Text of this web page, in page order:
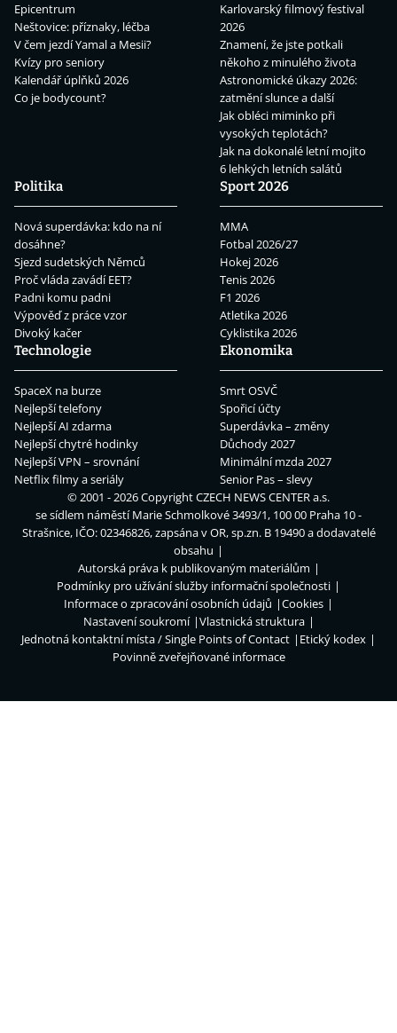
Epicentrum
Neštovice: příznaky, léčba
V čem jezdí Yamal a Mesii?
Kvízy pro seniory
Kalendář úplňků 2026
Co je bodycount?
Karlovarský filmový festival
2026
Znamení, že jste potkali
někoho z minulého života
Astronomické úkazy 2026:
zatmění slunce a další
Jak obléci miminko při
vysokých teplotách?
Jak na dokonalé letní mojito
6 lehkých letních salátů
Politika
Nová superdávka: kdo na ní
dosáhne?
Sjezd sudetských Němců
Proč vláda zavádí EET?
Padni komu padni
Výpověď z práce vzor
Divoký kačer
Sport 2026
MMA
Fotbal 2026/27
Hokej 2026
Tenis 2026
F1 2026
Atletika 2026
Cyklistika 2026
Technologie
SpaceX na burze
Nejlepší telefony
Nejlepší AI zdarma
Nejlepší chytré hodinky
Nejlepší VPN – srovnání
Netflix filmy a seriály
Ekonomika
Smrt OSVČ
Spořicí účty
Superdávka – změny
Důchody 2027
Minimální mzda 2027
Senior Pas – slevy
© 2001 - 2026 CopyrightCZECH NEWS CENTER a.s.
se sídlem náměstí Marie Schmolkové 3493/1, 100 00 Praha 10 -
Strašnice, IČO: 02346826, zapsána v OR, sp.zn. B 19490 a dodavatelé
obsahu
Autorská práva k publikovaným materiálům
Podmínky pro užívání služby informační společnosti
Informace o zpracování osobních údajů
Cookies
Nastavení soukromí
Vlastnická struktura
Jednotná kontaktní místa / Single Points of Contact
Etický kodex
Povinně zveřejňované informace